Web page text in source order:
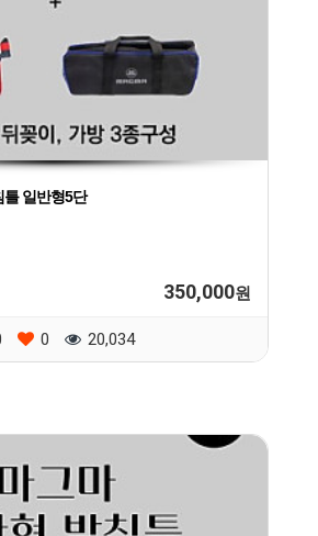
틀 일반형5단
350,000원
0 20,034